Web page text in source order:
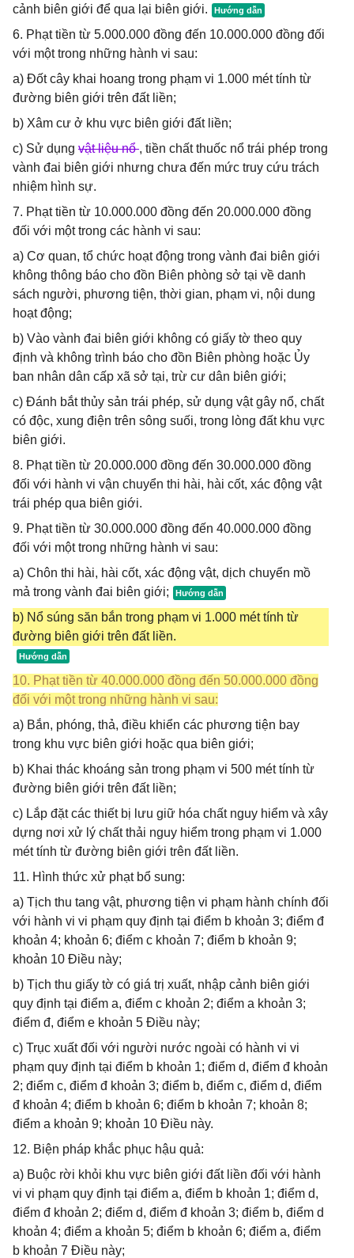
cảnh biên giới để qua lại biên giới.
6. Phạt tiền từ 5.000.000 đồng đến 10.000.000 đồng đối
với một trong những hành vi sau:
a) Đốt cây khai hoang trong phạm vi 1.000 mét tính từ
đường biên giới trên đất liền;
b) Xâm cư ở khu vực biên giới đất liền;
c) Sử dụng vật liệu nổ, tiền chất thuốc nổ trái phép trong
vành đai biên giới nhưng chưa đến mức truy cứu trách
nhiệm hình sự.
7. Phạt tiền từ 10.000.000 đồng đến 20.000.000 đồng
đối với một trong các hành vi sau:
a) Cơ quan, tổ chức hoạt động trong vành đai biên giới
không thông báo cho đồn Biên phòng sở tại về danh
sách người, phương tiện, thời gian, phạm vi, nội dung
hoạt động;
b) Vào vành đai biên giới không có giấy tờ theo quy
định và không trình báo cho đồn Biên phòng hoặc Ủy
ban nhân dân cấp xã sở tại, trừ cư dân biên giới;
c) Đánh bắt thủy sản trái phép, sử dụng vật gây nổ, chất
có độc, xung điện trên sông suối, trong lòng đất khu vực
biên giới.
8. Phạt tiền từ 20.000.000 đồng đến 30.000.000 đồng
đối với hành vi vận chuyển thi hài, hài cốt, xác động vật
trái phép qua biên giới.
9. Phạt tiền từ 30.000.000 đồng đến 40.000.000 đồng
đối với một trong những hành vi sau:
a) Chôn thi hài, hài cốt, xác động vật, dịch chuyển mồ
mả trong vành đai biên giới;
b) Nổ súng săn bắn trong phạm vi 1.000 mét tính từ
đường biên giới trên đất liền.
10. Phạt tiền từ 40.000.000 đồng đến 50.000.000 đồng
đối với một trong những hành vi sau:
a) Bắn, phóng, thả, điều khiển các phương tiện bay
trong khu vực biên giới hoặc qua biên giới;
b) Khai thác khoáng sản trong phạm vi 500 mét tính từ
đường biên giới trên đất liền;
c) Lắp đặt các thiết bị lưu giữ hóa chất nguy hiểm và xây
dựng nơi xử lý chất thải nguy hiểm trong phạm vi 1.000
mét tính từ đường biên giới trên đất liền.
11. Hình thức xử phạt bổ sung:
a) Tịch thu tang vật, phương tiện vi phạm hành chính đối
với hành vi vi phạm quy định tại điểm b khoản 3; điểm đ
khoản 4; khoản 6; điểm c khoản 7; điểm b khoản 9;
khoản 10 Điều này;
b) Tịch thu giấy tờ có giá trị xuất, nhập cảnh biên giới
quy định tại điểm a, điểm c khoản 2; điểm a khoản 3;
điểm đ, điểm e khoản 5 Điều này;
c) Trục xuất đối với người nước ngoài có hành vi vi
phạm quy định tại điểm b khoản 1; điểm d, điểm đ khoản
2; điểm c, điểm đ khoản 3; điểm b, điểm c, điểm d, điểm
đ khoản 4; điểm b khoản 6; điểm b khoản 7; khoản 8;
điểm a khoản 9; khoản 10 Điều này.
12. Biện pháp khắc phục hậu quả:
a) Buộc rời khỏi khu vực biên giới đất liền đối với hành
vi vi phạm quy định tại điểm a, điểm b khoản 1; điểm d,
điểm đ khoản 2; điểm d, điểm đ khoản 3; điểm b, điểm d
khoản 4; điểm a khoản 5; điểm b khoản 6; điểm a, điểm
b khoản 7 Điều này;